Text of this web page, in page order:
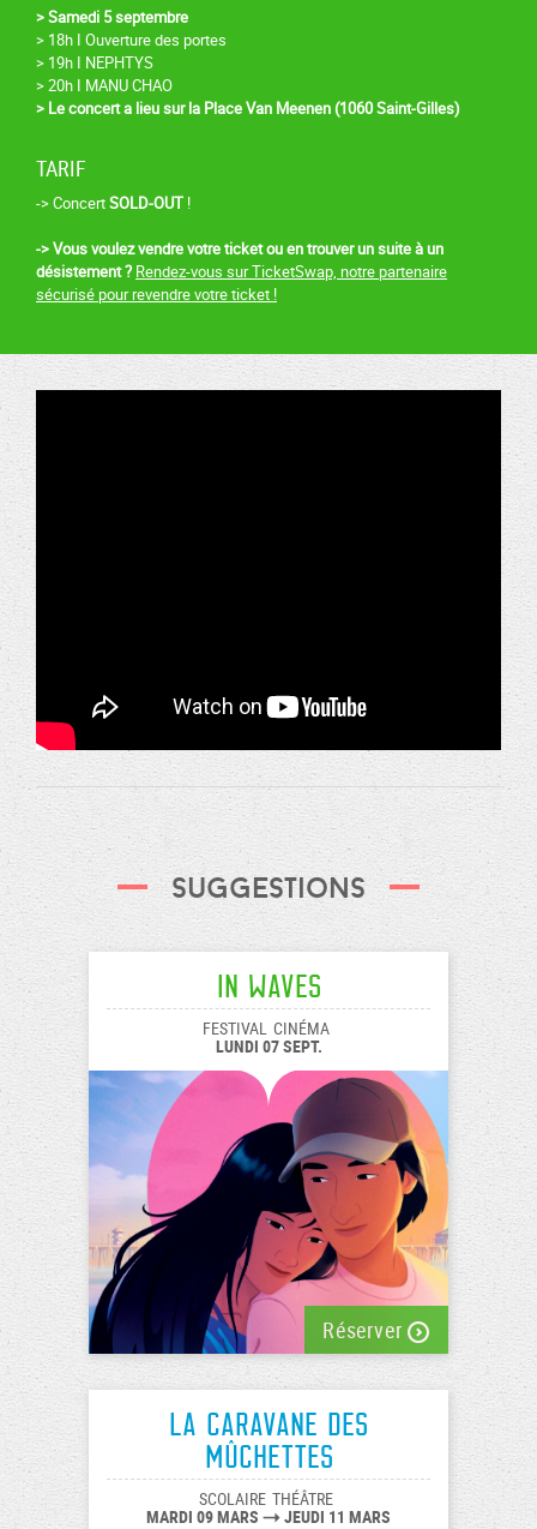
> Samedi 5 septembre
> 18h I Ouverture des portes
> 19h I NEPHTYS
> 20h I MANU CHAO
> Le concert a lieu sur la Place Van Meenen (1060 Saint-Gilles)
TARIF
-> ConcertSOLD-OUT !
-> Vous voulez vendre votre ticket ou en trouver un suite à un
désistement ?Rendez-vous sur TicketSwap, notre partenaire
sécurisé pour revendre votre ticket !
Suggestions
In Waves
FESTIVAL CINÉMA
LUNDI 07 SEPT.
Réserver
La caravane des
Mûchettes
SCOLAIRE THÉÂTRE
MARDI 09 MARS JEUDI 11 MARS